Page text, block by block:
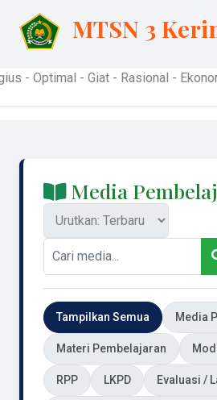
MTSN 3
- Giat - Rasional - Ekonomis
Media
Tampilkan Semua Media
Materi Pembelajaran
RPP LKPD Evaluasi /